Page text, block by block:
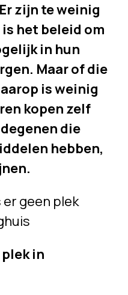
zijn te weinig
het beleid om
in hun
Maar of die
is weinig
kopen zelf
die
hebben,
er geen plek
in